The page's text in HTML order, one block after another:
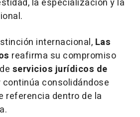
la especialización y la
internacional, Las
reafirma su compromiso
servicios jurídicos de
continúa consolidándose
referencia dentro de la